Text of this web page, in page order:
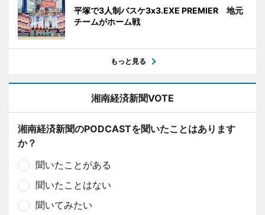
平塚で3人制バスケ3x3.EXE PREMIER 地元
チームがホーム戦
もっと見る
湘南経済新聞VOTE
湘南経済新聞のPODCASTを聞いたことはあります
か？
聞いたことがある
聞いたことはない
聞いてみたい